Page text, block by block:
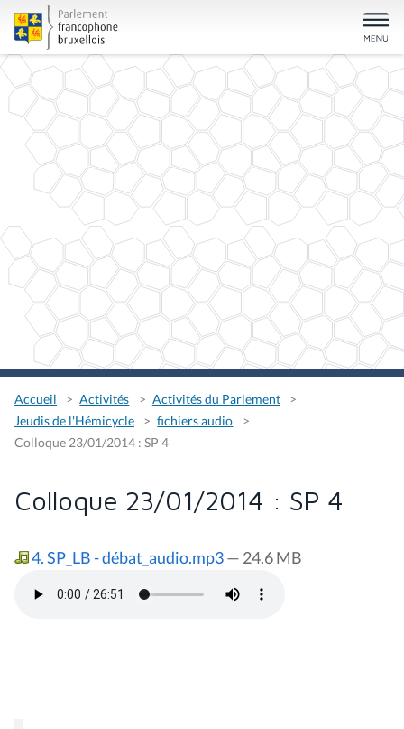
Accueil Activités
Activités du Parlement
Jeudis de l'Hémicycle
fichiers audio
Colloque 23/01/2014 : SP 4
Colloque 23/01/2014 : SP 4
4. SP_LB - débat_audio.mp3— 24.6 MB